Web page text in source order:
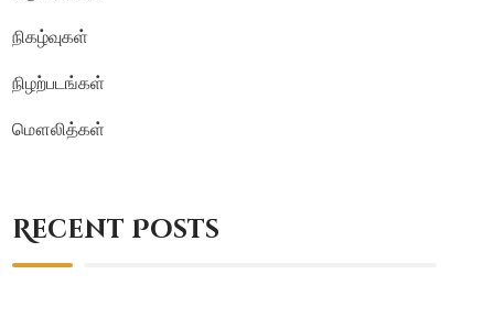
நிகழ்வுகள்
நிழற்படங்கள்
மௌலித்கள்
Recent Posts